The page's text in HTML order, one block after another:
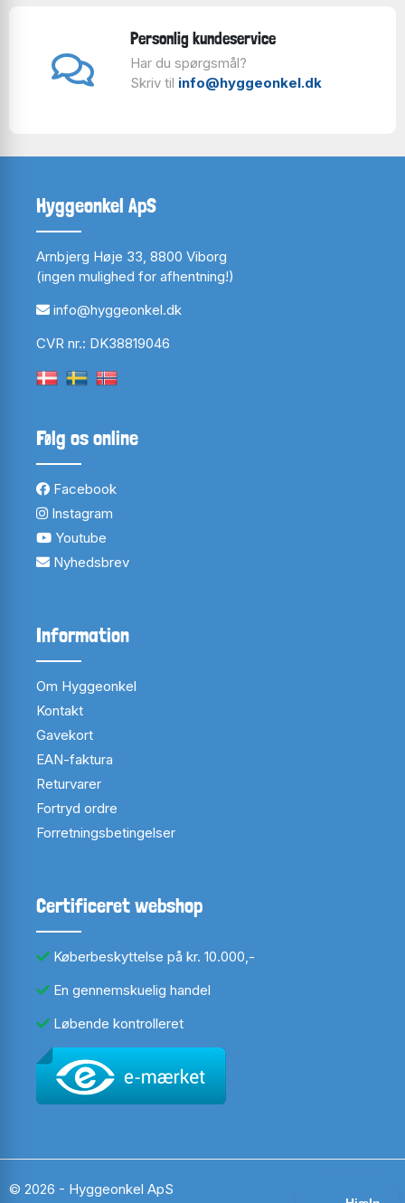
Personlig kundeservice
Har du spørgsmål?
Skriv til info@hyggeonkel.dk
Hyggeonkel ApS
Arnbjerg Høje 33, 8800 Viborg
(ingen mulighed for afhentning!)
info@hyggeonkel.dk
CVR nr.: DK38819046
Følg os online
Facebook
Instagram
Youtube
Nyhedsbrev
Information
Om Hyggeonkel
Kontakt
Gavekort
EAN-faktura
Returvarer
Fortryd ordre
Forretningsbetingelser
Certificeret webshop
Køberbeskyttelse på kr. 10.000,-
En gennemskuelig handel
Løbende kontrolleret
© 2026 - Hyggeonkel ApS